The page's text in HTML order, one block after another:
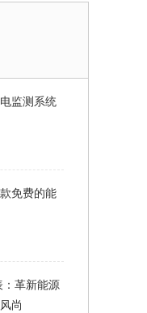
监测系统
免费的能
革新能源
尚